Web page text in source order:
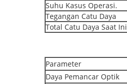
Suhu Kasus Operasi.
Tegangan Catu Daya
Total Catu Daya Saat Ini
Parameter
Daya Pemancar Optik